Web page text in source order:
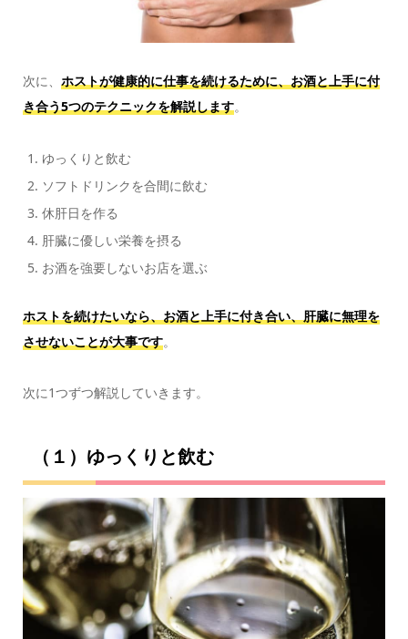
次に、 ホストが健康的に仕事を続けるために、お酒と上手に付
き合う5つのテクニックを解説します。
ゆっくりと飲む
ソフトドリンクを合間に飲む
休肝日を作る
肝臓に優しい栄養を摂る
お酒を強要しないお店を選ぶ
ホストを続けたいなら、お酒と上手に付き合い、肝臓に無理を
させないことが大事です。
次に1つずつ解説していきます。
（１）ゆっくりと飲む